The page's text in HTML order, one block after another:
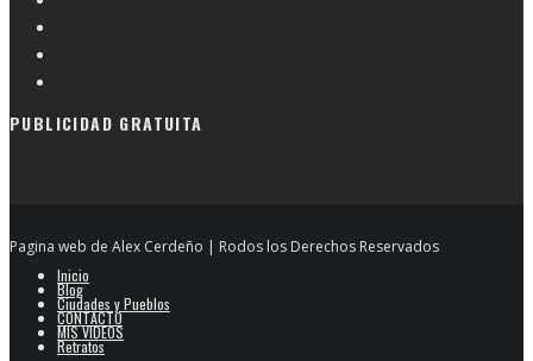
PUBLICIDAD GRATUITA
Pagina web de Alex Cerdeño | Rodos los Derechos Reservados
Inicio
Blog
Ciudades y Pueblos
CONTACTO
MIS VIDEOS
Retratos